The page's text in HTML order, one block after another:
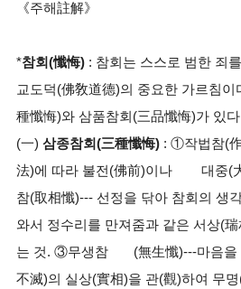
《주해註解》
*참회(懺悔) : 참회는 스스로 범한 죄
교도덕(佛敎道德)의 중요한 가르침
種懺悔)와 삼품참회(三品懺悔)가 있
(一) 삼종참회(三種懺悔) : ①작법참(
法)에 따라 불전(佛前)이나 대중(
참(取相懺)--- 선정을 닦아 참회의
와서 정수리를 만져줌과 같은 서상(
는 것. ③무생참 (無生懺)---마음을
不滅)의 실상(實相)을 관(觀)하여